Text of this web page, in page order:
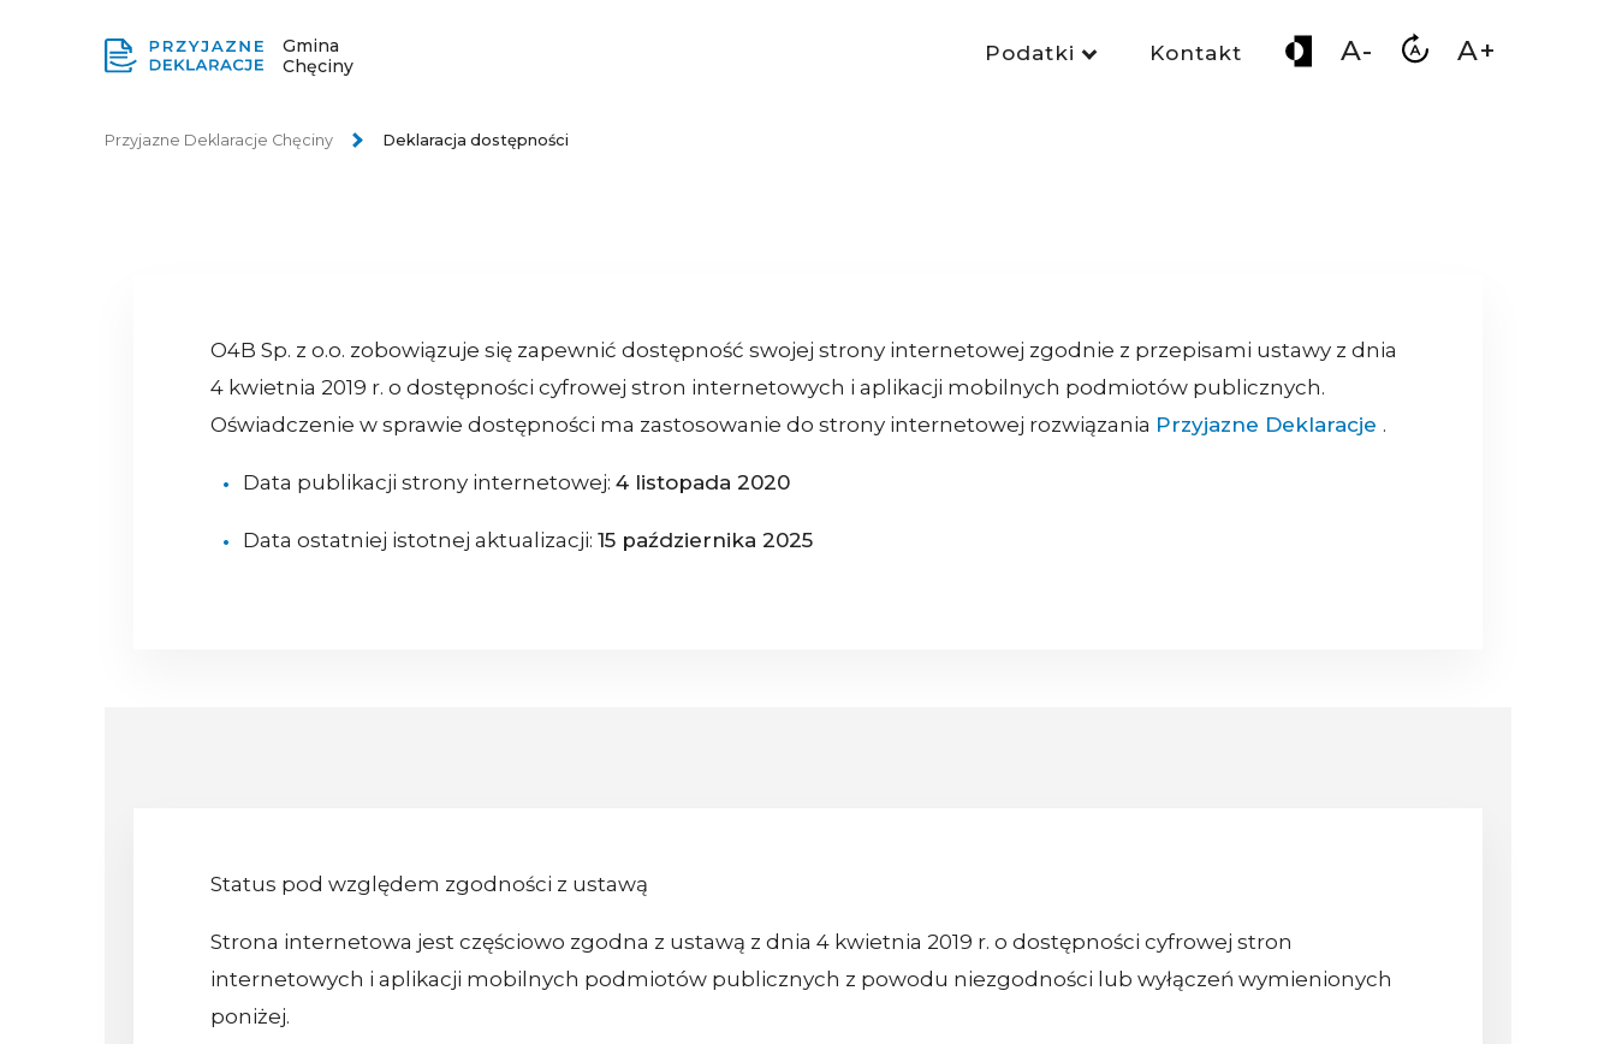
Gmina
Chęciny
Podatki Kontakt A- A+
Przyjazne Deklaracje Chęciny Deklaracja dostępności
O4B Sp. z o.o. zobowiązuje się zapewnić dostępność swojej strony internetowej zgodnie z przepisami ustawy z dnia
4 kwietnia 2019 r. o dostępności cyfrowej stron internetowych i aplikacji mobilnych podmiotów publicznych.
Oświadczenie w sprawie dostępności ma zastosowanie do strony internetowej rozwiązania Przyjazne Deklaracje .
Data publikacji strony internetowej: 4 listopada 2020
Data ostatniej istotnej aktualizacji: 15 października 2025
Status pod względem zgodności z ustawą
Strona internetowa jest częściowo zgodna z ustawą z dnia 4 kwietnia 2019 r. o dostępności cyfrowej stron
internetowych i aplikacji mobilnych podmiotów publicznych z powodu niezgodności lub wyłączeń wymienionych
poniżej.